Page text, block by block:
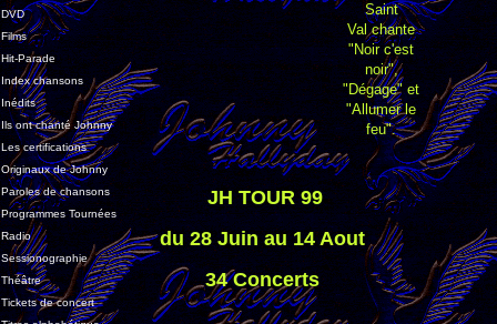
DVD
Films
Hit-Parade
Index chansons
Inédits
Ils ont chanté Johnny
Les certifications
Originaux de Johnny
Paroles de chansons
Programmes Tournées
Radio
Sessionographie
Théâtre
Tickets de concert
Saint
Val chante
"Noir c'est
noir",
"Dégage" et
"Allumer le
feu".
JH TOUR 99
du 28 Juin au 14 Aout
34 Concerts